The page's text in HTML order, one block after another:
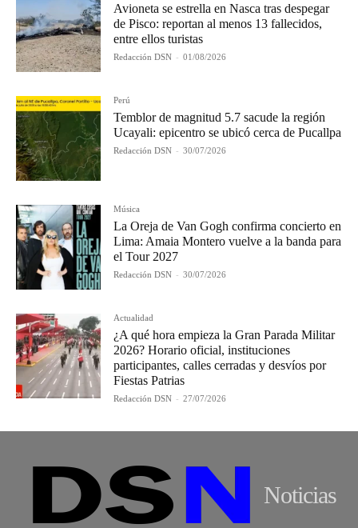
Avioneta se estrella en Nasca tras despegar
de Pisco: reportan al menos 13 fallecidos,
entre ellos turistas
Redacción DSN - 01/08/2026
Perú
Temblor de magnitud 5.7 sacude la región
Ucayali: epicentro se ubicó cerca de Pucallpa
Redacción DSN - 30/07/2026
Música
La Oreja de Van Gogh confirma concierto en
Lima: Amaia Montero vuelve a la banda para
el Tour 2027
Redacción DSN - 30/07/2026
Actualidad
¿A qué hora empieza la Gran Parada Militar
2026? Horario oficial, instituciones
participantes, calles cerradas y desvíos por
Fiestas Patrias
Redacción DSN - 27/07/2026
Noticias